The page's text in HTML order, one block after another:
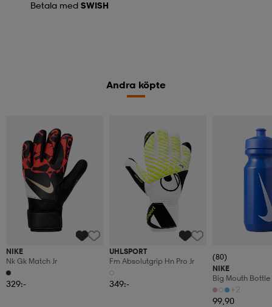
Betala med SWISH
Andra köpte
NIKE
Nk Gk Match Jr
329:-
UHLSPORT
Fm Absolutgrip Hn Pro Jr
349:-
(80)
NIKE
+2
99,90